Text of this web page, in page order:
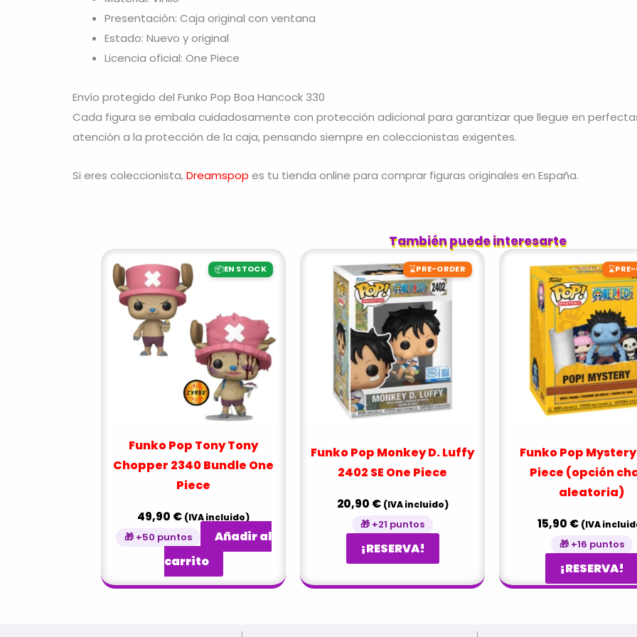
Presentación: Caja original con ventana
Estado: Nuevo y original
Licencia oficial: One Piece
Envío protegido del Funko Pop Boa Hancock 330
Cada figura se embala cuidadosamente con protección adicional para garantizar que llegue en
atención a la protección de la caja, pensando siempre en coleccionistas exigentes.
Si eres coleccionista,Dreamspop es tu tienda online para comprar figuras originales en España.
También puede interesarte
📦EN STOCK
Funko Pop Tony Tony
Chopper 2340 Bundle One
Piece
49,90 € (IVA incluido)
🎁 +50 puntos
Añadir al
carrito
⌛PRE-ORDER
Funko Pop Monkey D. Luffy
2402 SE One Piece
20,90 € (IVA incluido)
🎁 +21 puntos
¡RESERVA!
⌛PRE-
Funko Pop
Piece (opción
aleatoria)
15,90 € (IVA
🎁 +16 puntos
¡RESERVA!